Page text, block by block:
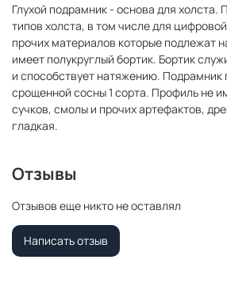
Глухой подрамник - основа для холста.
типов холста, в том числе для
прочих материалов которые подлежат
имеет полукруглый бортик. Бортик
и способствует натяжению. Подрамник
срощенной сосны 1 сорта. Профиль не
сучков, смолы и прочих артефактов,
гладкая.
Отзывы
Отзывов еще никто не оставлял
Написать отзыв